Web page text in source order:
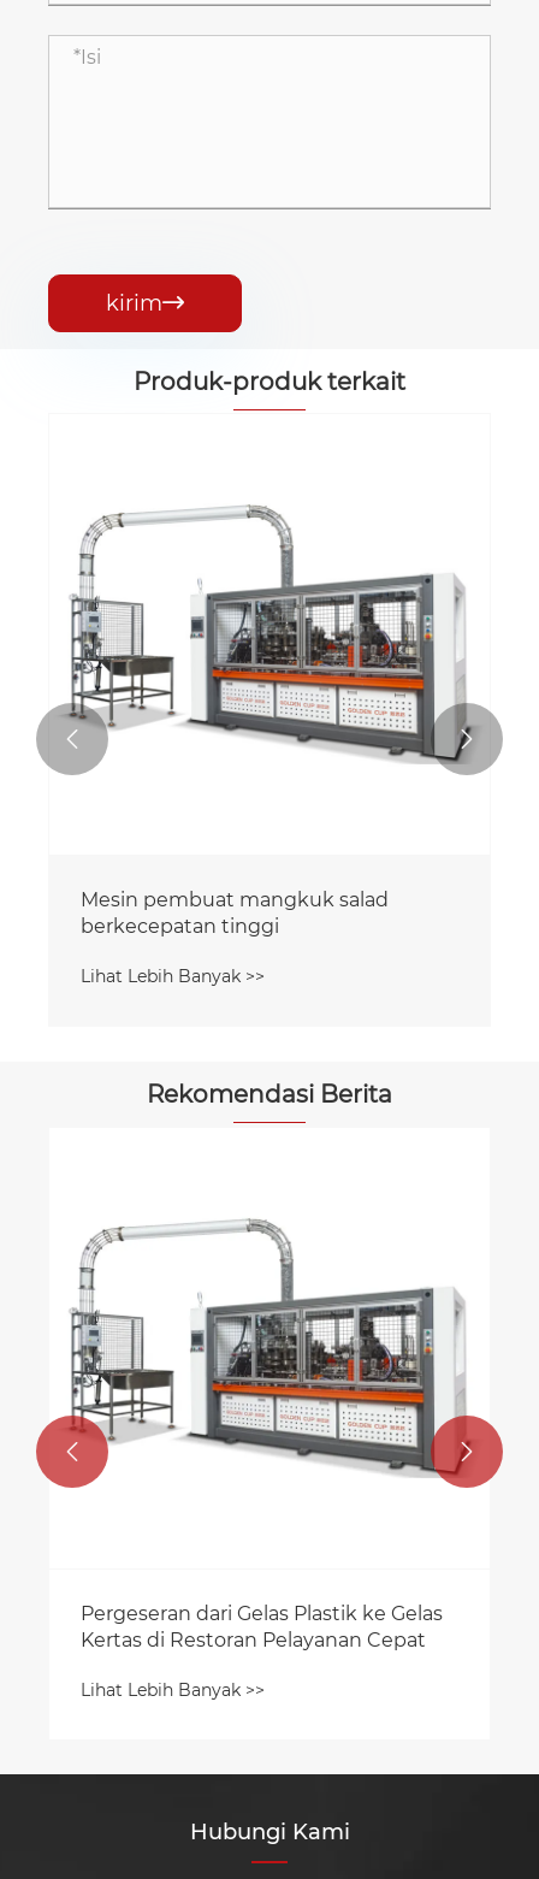
kirim
Produk-produk terkait
Mesin pembuat mangkuk salad
berkecepatan tinggi
Lihat Lebih Banyak >>
 
Rekomendasi Berita
Pergeseran dari Gelas Plastik ke Gelas
Kertas di Restoran Pelayanan Cepat
Lihat Lebih Banyak >>
 
Hubungi Kami